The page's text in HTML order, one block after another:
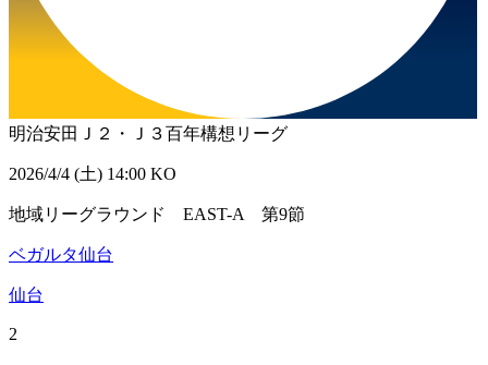
明治安田Ｊ２・Ｊ３百年構想リーグ
2026/4/4 (土) 14:00 KO
地域リーグラウンド EAST-A 第9節
ベガルタ仙台
仙台
2